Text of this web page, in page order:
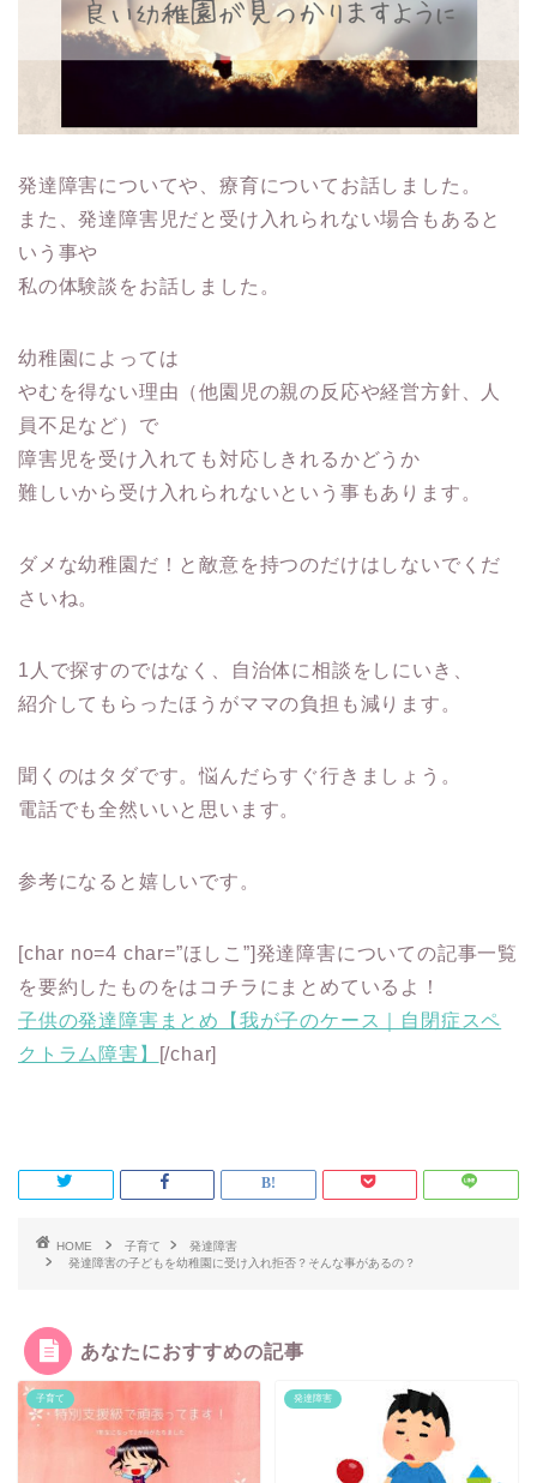
発達障害についてや、療育についてお話しました。
また、発達障害児だと受け入れられない場合もあると
いう事や
私の体験談をお話しました。
幼稚園によっては
やむを得ない理由（他園児の親の反応や経営方針、人
員不足など）で
障害児を受け入れても対応しきれるかどうか
難しいから受け入れられないという事もあります。
ダメな幼稚園だ！と敵意を持つのだけはしないでくだ
さいね。
1人で探すのではなく、自治体に相談をしにいき、
紹介してもらったほうがママの負担も減ります。
聞くのはタダです。悩んだらすぐ行きましょう。
電話でも全然いいと思います。
参考になると嬉しいです。
[char no=4 char=”ほしこ”]発達障害についての記事一覧
を要約したものをはコチラにまとめているよ！
子供の発達障害まとめ【我が子のケース｜自閉症スペ
クトラム障害】
[/char]
HOME 子育て
発達障害
発達障害の子どもを幼稚園に受け入れ拒否？そんな事があるの？
あなたにおすすめの記事
子育て 発達障害